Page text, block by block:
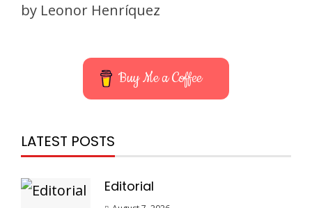
by Leonor Henríquez
Buy Me a Coffee
LATEST POSTS
Editorial